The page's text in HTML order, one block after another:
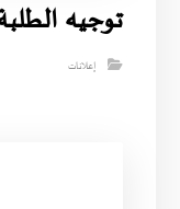
توجيه
إعلانات